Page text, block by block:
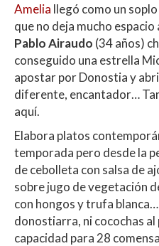
Amelia llegó como un
que no deja mucho
Pablo Airaudo (34 años)
conseguido una estrella
apostar por Donostia y
diferente, encantador…
aquí.
Elabora platos
temporada pero desde la
de cebolleta con salsa de
sobre jugo de vegetación
con hongos y trufa
donostiarra, ni cocochas
capacidad para 28